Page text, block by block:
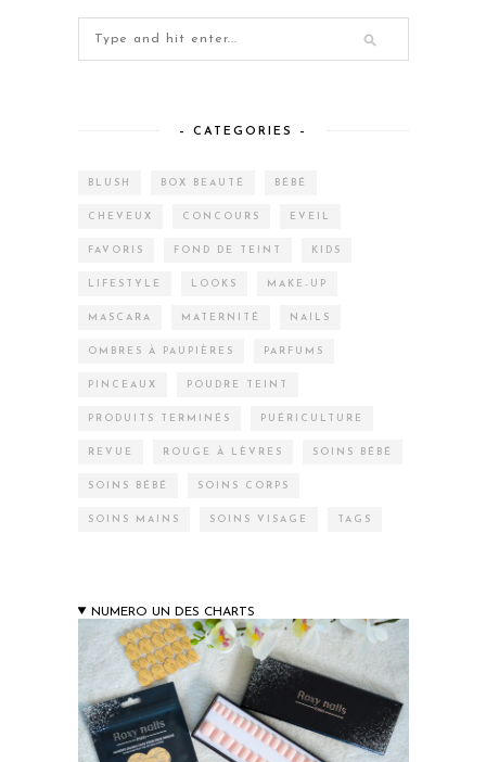
– CATEGORIES –
BLUSH BOX BEAUTÉ BÉBÉ
CHEVEUX CONCOURS EVEIL
FAVORIS FOND DE TEINT KIDS
LIFESTYLE LOOKS MAKE-UP
MASCARA MATERNITÉ NAILS
OMBRES À PAUPIÈRES PARFUMS
PINCEAUX POUDRE TEINT
PRODUITS TERMINÉS PUÉRICULTURE
REVUE ROUGE À LÈVRES SOINS BÉBÉ
SOINS BÉBÉ SOINS CORPS
SOINS MAINS SOINS VISAGE TAGS
NUMERO UN DES CHARTS